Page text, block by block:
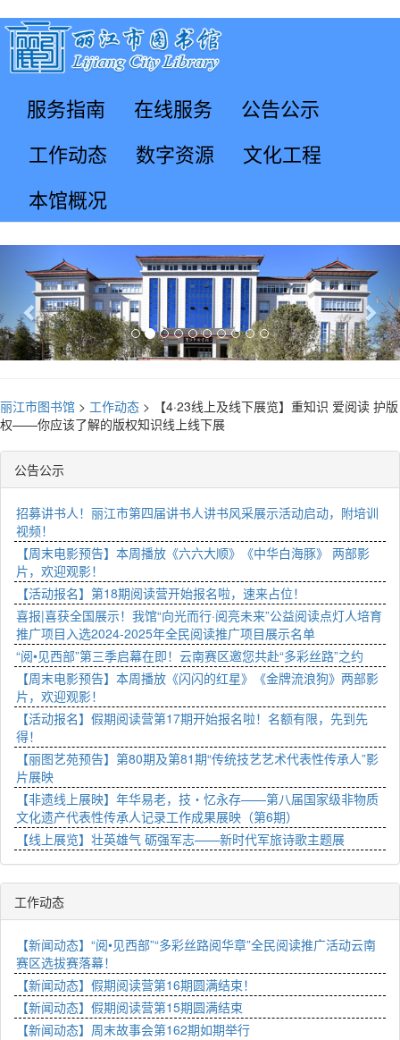
服务指南 在线服务
公告公示
工作动态
数字资源
文化工程
本馆概况
Previous
丽江市图书馆 > 工作动态 >
【4·23线上及线下展览】重知识 爱阅读 护版
权——你应该了解的版权知识线上线下展
公告公示
招募讲书人！丽江市第四届讲书人讲书风采展示活动启动，附培训
视频！
【周末电影预告】本周播放《六六大顺》《中华白海豚》 两部影
片，欢迎观影！
【活动报名】第18期阅读营开始报名啦，速来占位！
喜报|喜获全国展示！我馆“向光而行·阅亮未来”公益阅读点灯人培育
推广项目入选2024-2025年全民阅读推广项目展示名单
“阅•见西部”第三季启幕在即！云南赛区邀您共赴“多彩丝路”之约
【周末电影预告】本周播放《闪闪的红星》《金牌流浪狗》两部影
片，欢迎观影！
【活动报名】假期阅读营第17期开始报名啦！名额有限，先到先
得！
【丽图艺苑预告】第80期及第81期“传统技艺艺术代表性传承人”影
片展映
【非遗线上展映】年华易老，技・忆永存——第八届国家级非物质
文化遗产代表性传承人记录工作成果展映（第6期）
【线上展览】壮英雄气 砺强军志——新时代军旅诗歌主题展
工作动态
【新闻动态】“阅•见西部”“多彩丝路阅华章”全民阅读推广活动云南
赛区选拔赛落幕！
【新闻动态】假期阅读营第16期圆满结束！
【新闻动态】假期阅读营第15期圆满结束
【新闻动态】周末故事会第162期如期举行